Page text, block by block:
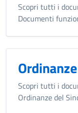
Scopri tutti i
Documenti
Scopri tutti i
Ordinanze del